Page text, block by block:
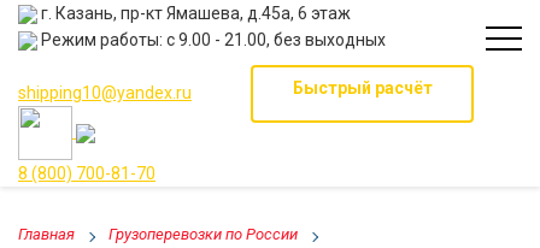
г. Казань, пр-кт Ямашева, д.45а, 6 этаж
Режим работы: с 9.00 - 21.00, без выходных
shipping10@yandex.ru
8 (800) 700-81-70
Быстрый расчёт
Главная
Грузоперевозки по России